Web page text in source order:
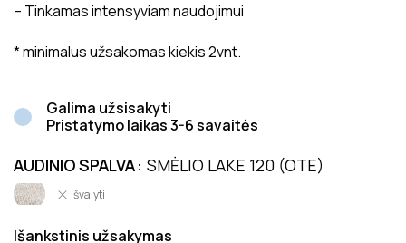
– Tinkamas intensyviam naudojimui
* minimalus užsakomas kiekis 2vnt.
Galima užsisakyti
Pristatymo laikas 3-6 savaitės
AUDINIO SPALVA SMĖLIO LAKE 120 (OTE)
Išvalyti
Išankstinis užsakymas